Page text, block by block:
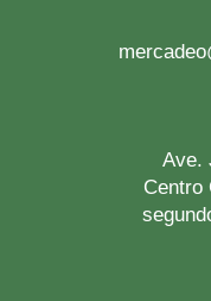
Ave.
Centro